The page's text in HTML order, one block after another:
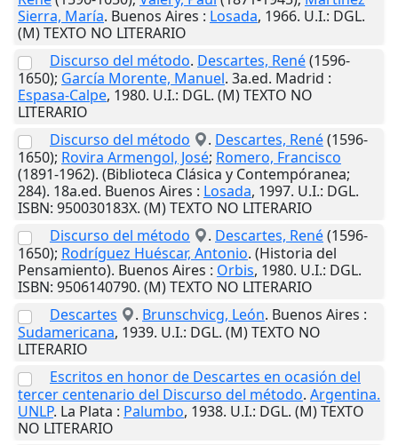
Sierra, María. Buenos Aires : Losada, 1966. U.I.: DGL.
(M) TEXTO NO LITERARIO
Discurso del método. Descartes, René(1596-
1650); García Morente, Manuel. 3a.ed. Madrid :
Espasa-Calpe, 1980. U.I.: DGL. (M) TEXTO NO
LITERARIO
Discurso del método
. Descartes, René(1596-
1650); Rovira Armengol, José; Romero, Francisco
(1891-1962). (Biblioteca Clásica y Contempóranea;
284). 18a.ed. Buenos Aires : Losada, 1997. U.I.: DGL.
ISBN: 950030183X. (M) TEXTO NO LITERARIO
Discurso del método
. Descartes, René(1596-
1650); Rodríguez Huéscar, Antonio. (Historia del
Pensamiento). Buenos Aires : Orbis, 1980. U.I.: DGL.
ISBN: 9506140790. (M) TEXTO NO LITERARIO
Descartes
. Brunschvicg, León. Buenos Aires :
Sudamericana, 1939. U.I.: DGL. (M) TEXTO NO
LITERARIO
Escritos en honor de Descartes en ocasión del
tercer centenario del Discurso del método. Argentina.
UNLP. La Plata : Palumbo, 1938. U.I.: DGL. (M) TEXTO
NO LITERARIO